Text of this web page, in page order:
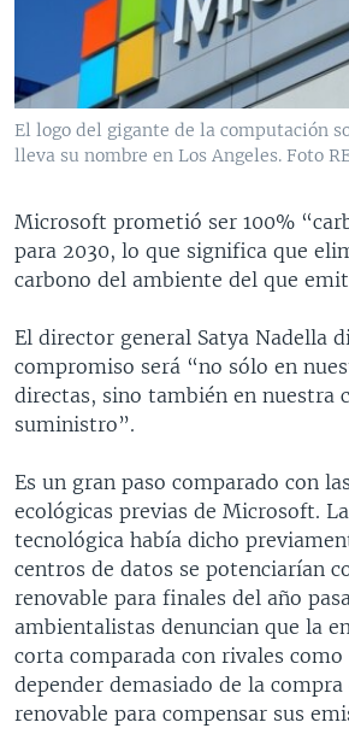
VENEZUELA
BRASIL
NICARAGUA
ECONOMÍA
ENTRETENIMIENTO Y CULTURA
TECNOLOGÍA
DEPORTES
MULTIMEDIA
VIDEOS
FOTOGRAFÍA
AUDIOS
PROGRAMAS TV
EL MUNDO AL DÍA
FORO INTERAMERICANO
LAS CLAVES
PANORAMA
RADIO
AVANCE INFORMATIVO
BUENOS DÍAS AMÉRICA
ESTADOS UNIDOS AL DÍA
FORO [RADIO]
DEPORTIVO INTERNACIONAL
ENTRETENIMIENTO
DIRECT
Learning English
Idiomas
El logo del gigante de la computación
lleva su nombre en Los Angeles. Foto
Microsoft prometió ser 100%
para 2030, lo que significa que
carbono del ambiente del que
El director general Satya Nadella
compromiso será “no sólo en
directas, sino también en nuestra
suministro”.
Es un gran paso comparado con
ecológicas previas de Microsoft.
tecnológica había dicho
centros de datos se potenciarían
renovable para finales del año
ambientalistas denuncian que la
corta comparada con rivales como
depender demasiado de la compra
renovable para compensar sus